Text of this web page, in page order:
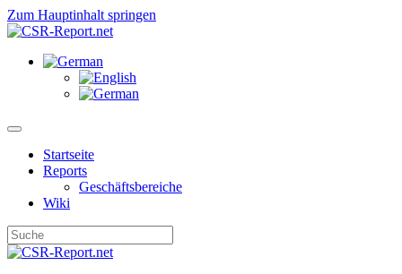
Zum Hauptinhalt springen
Startseite
Reports
Geschäftsbereiche
Wiki